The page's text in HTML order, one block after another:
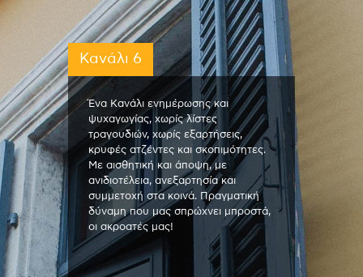
Κανάλι 6
Ένα Κανάλι ενημέρωσης και
ψυχαγωγίας, χωρίς λίστες
τραγουδιών, χωρίς εξαρτήσεις,
κρυφές ατζέντες και σκοπιμότητες.
Με αισθητική και άποψη, με
ανιδιοτέλεια, ανεξαρτησία και
συμμετοχή στα κοινά. Πραγματική
δύναμη που μας σπρώχνει μπροστά,
οι ακροατές μας!